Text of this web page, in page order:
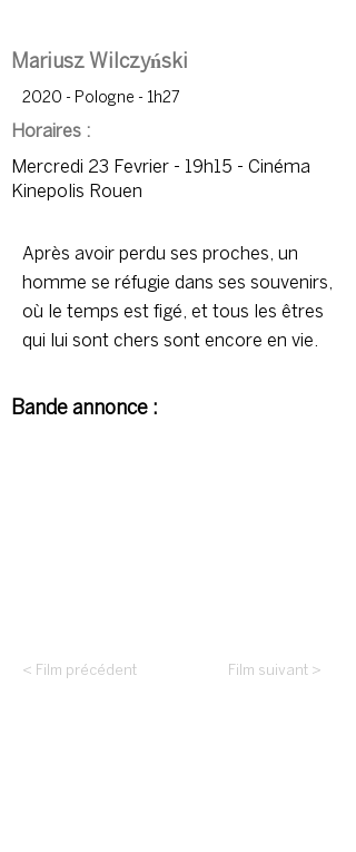
Mariusz Wilczyński
2020 - Pologne - 1h27
Horaires :
Mercredi 23 Fevrier - 19h15 - Cinéma
Kinepolis Rouen
Après avoir perdu ses proches, un
homme se réfugie dans ses souvenirs,
où le temps est figé, et tous les êtres
qui lui sont chers sont encore en vie.
Bande annonce :
< Film précédent Film suivant >